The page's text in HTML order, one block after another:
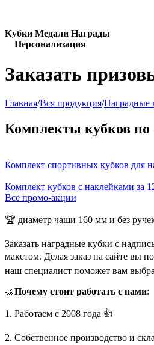
Кубки Медали Награды
Персонализация
Заказать
Главная/Вся продукция/Наградные
Комплекты кубков
Комплект спортивных кубков для
Комплект кубков с наклейками за
Все промо-акции
🏆 диаметр чаши 160 мм и без
Заказать наградные кубки с
макетом. Делая заказ на сайте вы
наш специалист поможет вам
🤝Почему стоит работать с нами:
1. Работаем с 2008 года 👍
2. Собственное производство и